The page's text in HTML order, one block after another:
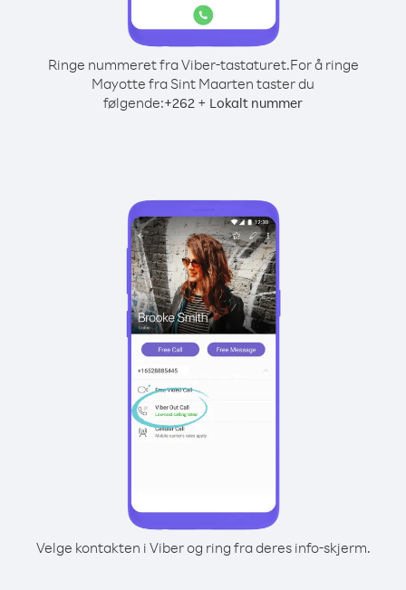
Ringe nummeret fra Viber-tastaturet.For å ringe
Mayotte fra Sint Maarten taster du
følgende:+262 + Lokalt nummer
Velge kontakten i Viber og ring fra deres info-skjerm.